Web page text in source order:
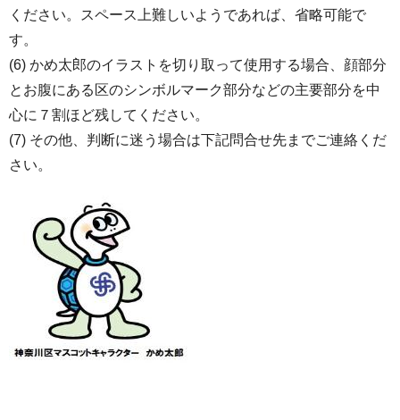
ください。スペース上難しいようであれば、省略可能で
す。
(6) かめ太郎のイラストを切り取って使用する場合、顔部分
とお腹にある区のシンボルマーク部分などの主要部分を中
心に７割ほど残してください。
(7) その他、判断に迷う場合は下記問合せ先までご連絡くだ
さい。